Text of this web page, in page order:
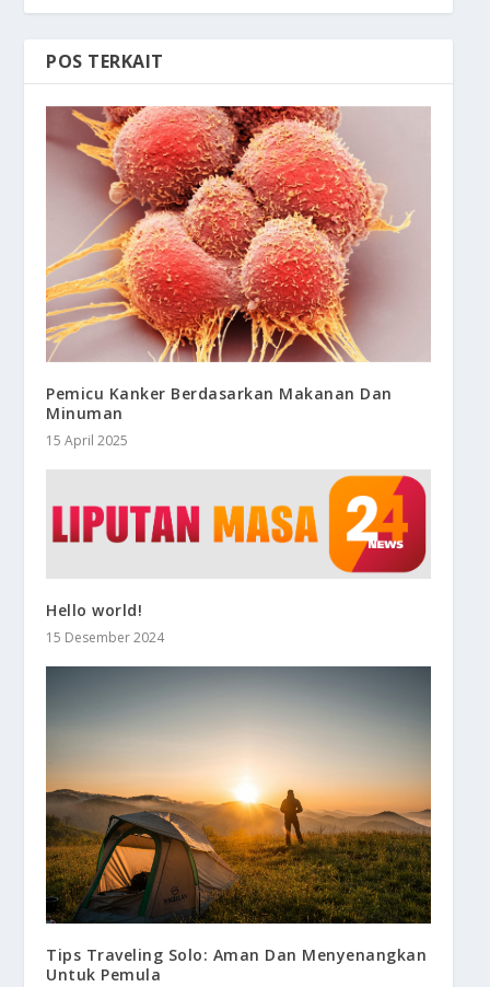
POS TERKAIT
Pemicu Kanker Berdasarkan Makanan Dan
Minuman
15 April 2025
Hello world!
15 Desember 2024
Tips Traveling Solo: Aman Dan Menyenangkan
Untuk Pemula